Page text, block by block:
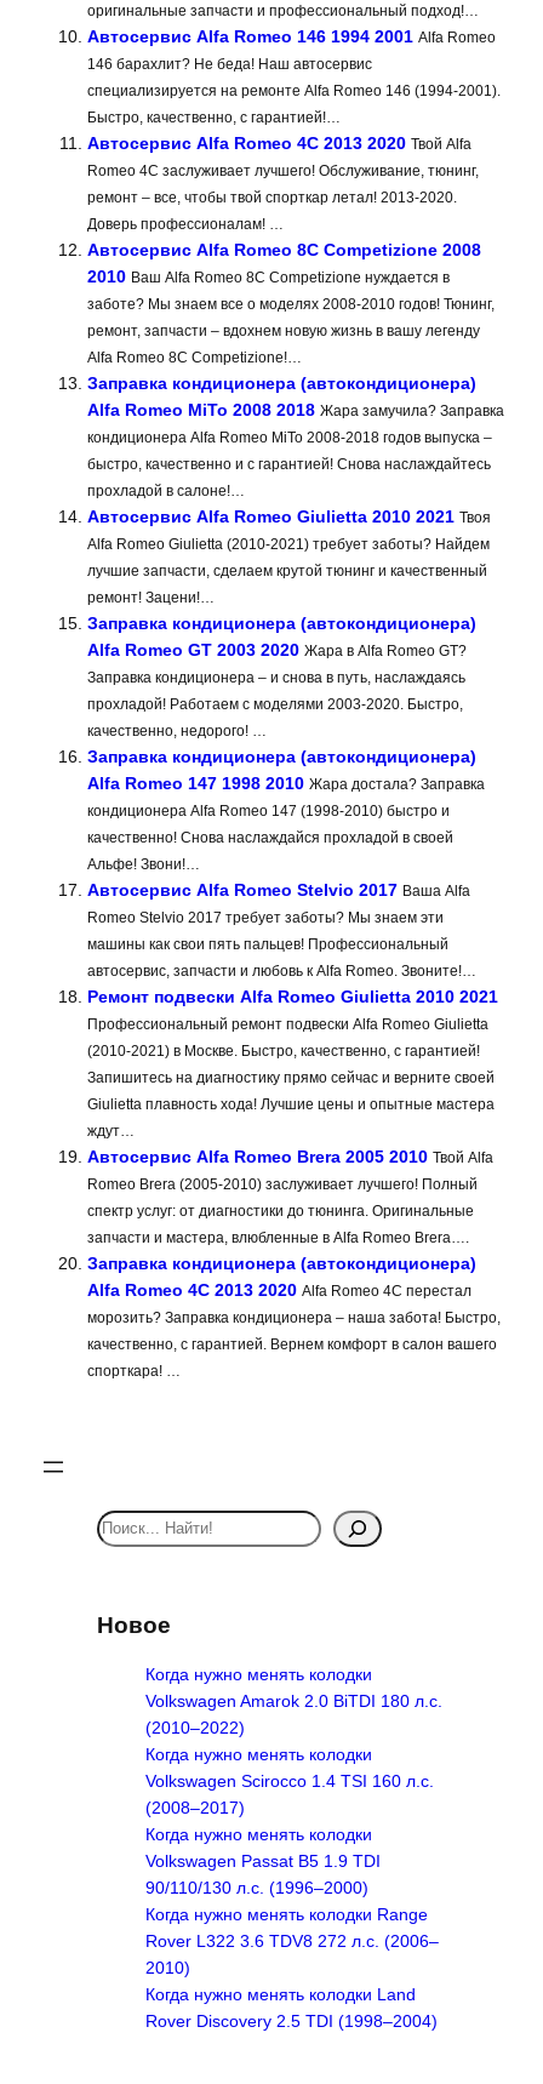
оригинальные запчасти и профессиональный подход!…
Автосервис Alfa Romeo 146 1994 2001 Alfa Romeo
146 барахлит? Не беда! Наш автосервис
специализируется на ремонте Alfa Romeo 146 (1994-2001).
Быстро, качественно, с гарантией!…
Автосервис Alfa Romeo 4C 2013 2020 Твой Alfa
Romeo 4C заслуживает лучшего! Обслуживание, тюнинг,
ремонт – все, чтобы твой спорткар летал! 2013-2020.
Доверь профессионалам! …
Автосервис Alfa Romeo 8C Competizione 2008
2010 Ваш Alfa Romeo 8C Competizione нуждается в
заботе? Мы знаем все о моделях 2008-2010 годов! Тюнинг,
ремонт, запчасти – вдохнем новую жизнь в вашу легенду
Alfa Romeo 8C Competizione!…
Заправка кондиционера (автокондиционера)
Alfa Romeo MiTo 2008 2018 Жара замучила? Заправка
кондиционера Alfa Romeo MiTo 2008-2018 годов выпуска –
быстро, качественно и с гарантией! Снова наслаждайтесь
прохладой в салоне!…
Автосервис Alfa Romeo Giulietta 2010 2021 Твоя
Alfa Romeo Giulietta (2010-2021) требует заботы? Найдем
лучшие запчасти, сделаем крутой тюнинг и качественный
ремонт! Зацени!…
Заправка кондиционера (автокондиционера)
Alfa Romeo GT 2003 2020 Жара в Alfa Romeo GT?
Заправка кондиционера – и снова в путь, наслаждаясь
прохладой! Работаем с моделями 2003-2020. Быстро,
качественно, недорого! …
Заправка кондиционера (автокондиционера)
Alfa Romeo 147 1998 2010 Жара достала? Заправка
кондиционера Alfa Romeo 147 (1998-2010) быстро и
качественно! Снова наслаждайся прохладой в своей
Альфе! Звони!…
Автосервис Alfa Romeo Stelvio 2017 Ваша Alfa
Romeo Stelvio 2017 требует заботы? Мы знаем эти
машины как свои пять пальцев! Профессиональный
автосервис, запчасти и любовь к Alfa Romeo. Звоните!…
Ремонт подвески Alfa Romeo Giulietta 2010 2021
Профессиональный ремонт подвески Alfa Romeo Giulietta
(2010-2021) в Москве. Быстро, качественно, с гарантией!
Запишитесь на диагностику прямо сейчас и верните своей
Giulietta плавность хода! Лучшие цены и опытные мастера
ждут…
Автосервис Alfa Romeo Brera 2005 2010 Твой Alfa
Romeo Brera (2005-2010) заслуживает лучшего! Полный
спектр услуг: от диагностики до тюнинга. Оригинальные
запчасти и мастера, влюбленные в Alfa Romeo Brera….
Заправка кондиционера (автокондиционера)
Alfa Romeo 4C 2013 2020 Alfa Romeo 4C перестал
морозить? Заправка кондиционера – наша забота! Быстро,
качественно, с гарантией. Вернем комфорт в салон вашего
спорткара! …
S
e
c
Новое
Когда нужно менять колодки
Volkswagen Amarok 2.0 BiTDI 180 л.с.
(2010–2022)
Когда нужно менять колодки
Volkswagen Scirocco 1.4 TSI 160 л.с.
(2008–2017)
Когда нужно менять колодки
Volkswagen Passat B5 1.9 TDI
90/110/130 л.с. (1996–2000)
Когда нужно менять колодки Range
Rover L322 3.6 TDV8 272 л.с. (2006–
2010)
Когда нужно менять колодки Land
Rover Discovery 2.5 TDI (1998–2004)